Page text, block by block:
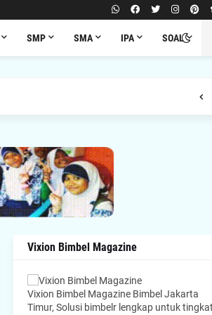
SMP SMA IPA SOAL
Vixion Bimbel Magazine
Vixion Bimbel Magazine Bimbel Jakarta
Timur, Solusi bimbelr lengkap untuk